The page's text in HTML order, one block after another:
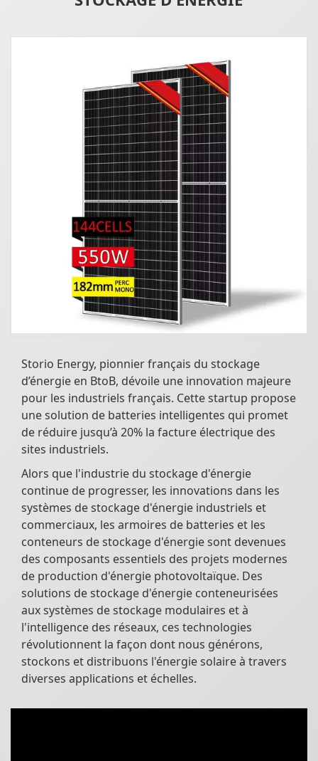
Storio Energy, pionnier français du stockage
d’énergie en BtoB, dévoile une innovation majeure
pour les industriels français. Cette startup propose
une solution de batteries intelligentes qui promet
de réduire jusqu’à 20% la facture électrique des
sites industriels.
Alors que l'industrie du stockage d'énergie
continue de progresser, les innovations dans les
systèmes de stockage d'énergie industriels et
commerciaux, les armoires de batteries et les
conteneurs de stockage d'énergie sont devenues
des composants essentiels des projets modernes
de production d'énergie photovoltaïque. Des
solutions de stockage d'énergie conteneurisées
aux systèmes de stockage modulaires et à
l'intelligence des réseaux, ces technologies
révolutionnent la façon dont nous générons,
stockons et distribuons l'énergie solaire à travers
diverses applications et échelles.